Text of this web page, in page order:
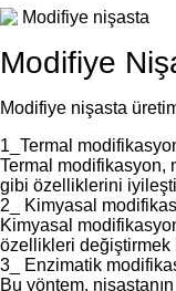
Modifiye
Modifiye nişasta
1_Termal
Termal modifikasyon,
gibi özelliklerini
2_ Kimyasal
Kimyasal
özellikleri değiştirmek
3_ Enzimatik
Bu yöntem,